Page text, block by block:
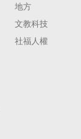
地方
文教科技
社福人權